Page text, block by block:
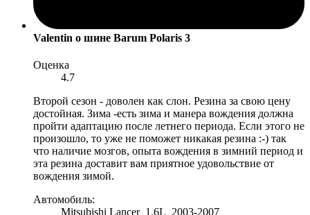
Valentin о шине Barum Polaris 3
Оценка
4.7
Второй сезон - доволен как слон. Резина за свою цену
достойная. Зима -есть зима и манера вождения должна
пройти адаптацию после летнего периода. Если этого не
произошло, то уже не поможет никакая резина :-) так
что наличие мозгов, опыта вождения в зимний период и
эта резина доставит вам приятное удовольствие от
вождения зимой.
Автомобиль:
Mitsubishi Lancer 1,6L 2003-2007